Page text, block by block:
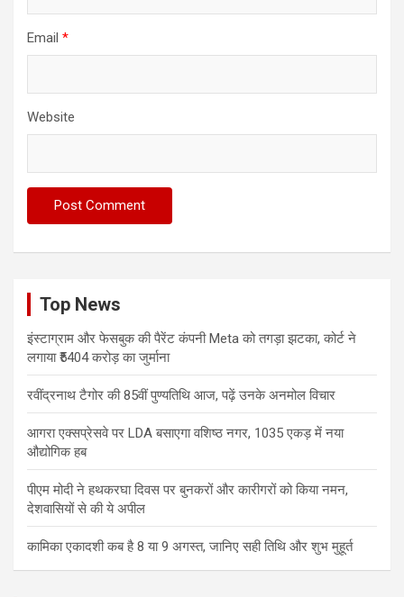
Email *
Website
Top News
इंस्टाग्राम और फेसबुक की पैरेंट कंपनी Meta को तगड़ा झटका, कोर्ट ने
लगाया ₹5404 करोड़ का जुर्माना
रवींद्रनाथ टैगोर की 85वीं पुण्यतिथि आज, पढ़ें उनके अनमोल विचार
आगरा एक्सप्रेसवे पर LDA बसाएगा वशिष्ठ नगर, 1035 एकड़ में नया
औद्योगिक हब
पीएम मोदी ने हथकरघा दिवस पर बुनकरों और कारीगरों को किया नमन,
देशवासियों से की ये अपील
कामिका एकादशी कब है 8 या 9 अगस्त, जानिए सही तिथि और शुभ मुहूर्त